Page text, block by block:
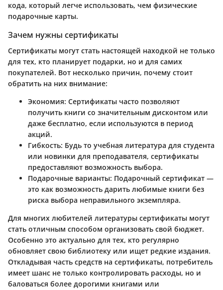
кода, который легче использовать, чем физические
подарочные карты.
Зачем нужны сертификаты
Сертификаты могут стать настоящей находкой не только
для тех, кто планирует подарки, но и для самих
покупателей. Вот несколько причин, почему стоит
обратить на них внимание:
Экономия: Сертификаты часто позволяют
получить книги со значительным дисконтом или
даже бесплатно, если используются в период
акций.
Гибкость: Будь то учебная литература для студента
или новинки для преподавателя, сертификаты
предоставляют возможность выбора.
Подарочные варианты: Подарочный сертификат —
это как возможность дарить любимые книги без
риска выбора неправильного экземпляра.
Для многих любителей литературы сертификаты могут
стать отличным способом организовать свой бюджет.
Особенно это актуально для тех, кто регулярно
обновляет свою библиотеку или ищет редкие издания.
Откладывая часть средств на сертификаты, потребитель
имеет шанс не только контролировать расходы, но и
баловаться более дорогими книгами или